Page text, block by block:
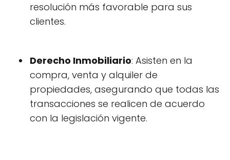
resolución más favorable para sus
clientes.
Derecho Inmobiliario: Asisten en la
compra, venta y alquiler de
propiedades, asegurando que todas las
transacciones se realicen de acuerdo
con la legislación vigente.